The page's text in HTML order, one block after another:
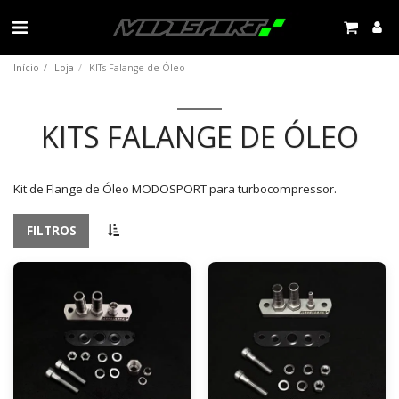
Início Loja KITs Falange de Óleo
KITS FALANGE DE ÓLEO
Kit de Flange de Óleo MODOSPORT para turbocompressor.
FILTROS